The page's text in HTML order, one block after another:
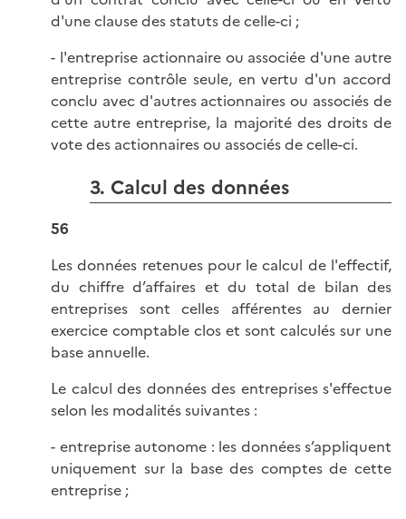
d'une clause des statuts de celle-ci ;
- l'entreprise actionnaire ou associée d'une autre
entreprise contrôle seule, en vertu d'un accord
conclu avec d'autres actionnaires ou associés de
cette autre entreprise, la majorité des droits de
vote des actionnaires ou associés de celle-ci.
3. Calcul des données
56
Les données retenues pour le calcul de l'effectif,
du chiffre d’affaires et du total de bilan des
entreprises sont celles afférentes au dernier
exercice comptable clos et sont calculés sur une
base annuelle.
Le calcul des données des entreprises s'effectue
selon les modalités suivantes :
- entreprise autonome : les données s’appliquent
uniquement sur la base des comptes de cette
entreprise ;